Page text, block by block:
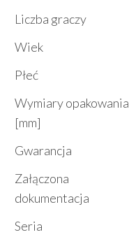
Liczba graczy
Wiek
Płeć
Wymiary opakowania
[mm]
Gwarancja
Załączona
dokumentacja
Seria